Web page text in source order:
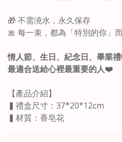
🎁 不需澆水，永久保存
🎀 每一束，都為「特別的你」
情人節、生日、紀念日、畢業
最適合送給心裡最重要的人❤️
【產品介紹】
▍禮盒尺寸：37*20*12cm
▍材質：香皂花